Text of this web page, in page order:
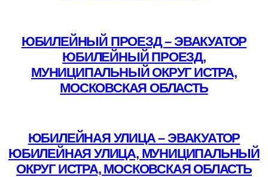
ЮБИЛЕЙНЫЙ ПРОЕЗД – ЭВАКУАТОР
ЮБИЛЕЙНЫЙ ПРОЕЗД,
МУНИЦИПАЛЬНЫЙ ОКРУГ ИСТРА,
МОСКОВСКАЯ ОБЛАСТЬ
ЮБИЛЕЙНАЯ УЛИЦА – ЭВАКУАТОР
ЮБИЛЕЙНАЯ УЛИЦА, МУНИЦИПАЛЬНЫЙ
ОКРУГ ИСТРА, МОСКОВСКАЯ ОБЛАСТЬ